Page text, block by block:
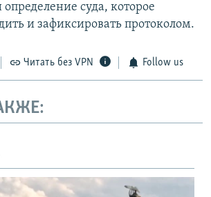
суда, которое
и зафиксировать протоколом.
Читать без VPN Follow us